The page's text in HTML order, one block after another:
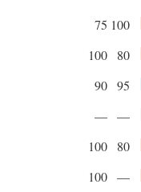
100
75
80
100
95
90
—
—
80
100
—
100